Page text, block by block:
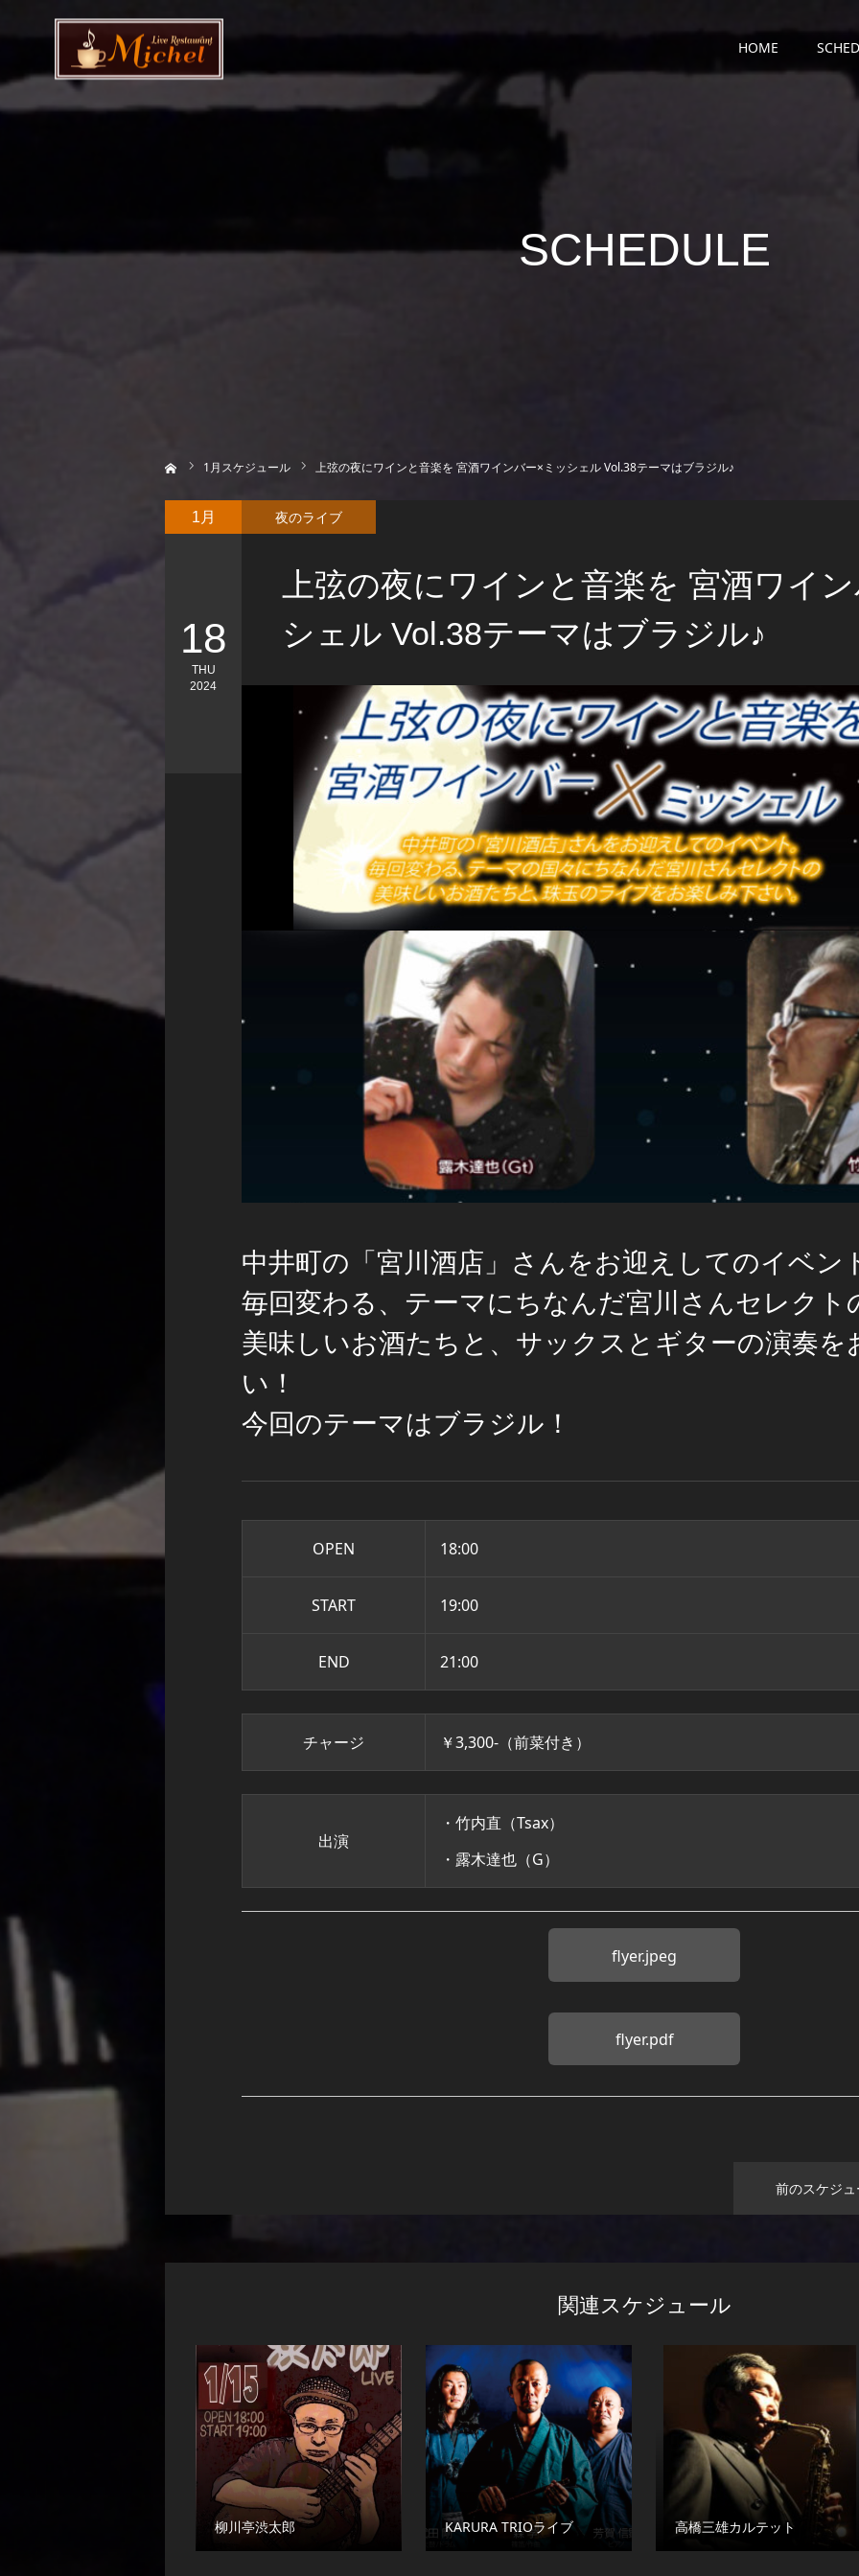
HOME
SCHEDULE
1 月スケジュール 上弦の夜にワインと音楽を 宮酒ワインバー×ミッシェル Vol.38テーマはブラジル♪
上弦の夜にワインと音楽を 宮酒ワイ
シェル Vol.38テーマはブラジル♪
1月
18
THU
2024
夜のライブ
中井町の「宮川酒店」さんをお迎えしてのイベン
毎回変わる、テーマにちなんだ宮川さんセレクト
美味しいお酒たちと、サックスとギターの演奏を
い！
今回のテーマはブラジル！
OPEN 18:00
START 19:00
END 21:00
チャージ ￥3,300-（前菜付き）
出演
・竹内直（Tsax）
・露木達也（G）
flyer.jpeg
flyer.pdf
前のスケジ
関連スケジュール
柳川亭渋太郎 KARURA TRIOライブ 高橋三雄カルテット